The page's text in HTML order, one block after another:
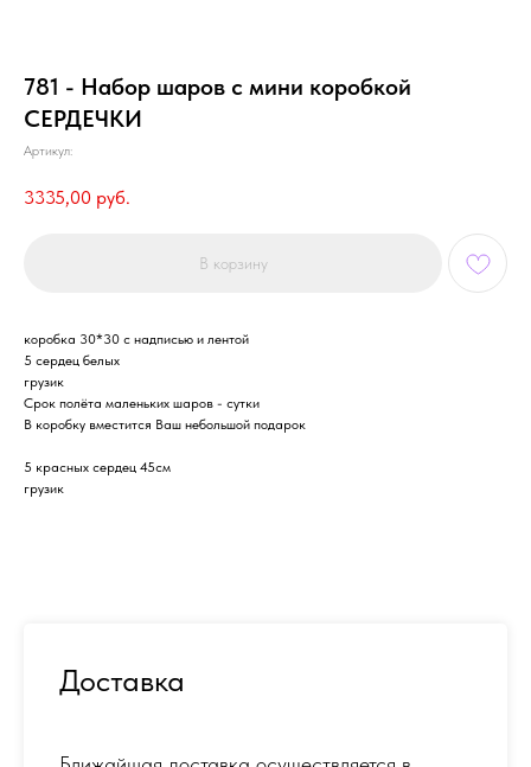
781 - Набор шаров с мини коробкой
СЕРДЕЧКИ
Артикул:
3335,00 руб.
В корзину
коробка 30*30 с надписью и лентой
5 сердец белых
грузик
Срок полёта маленьких шаров - сутки
В коробку вместится Ваш небольшой подарок
5 красных сердец 45см
грузик
Доставка